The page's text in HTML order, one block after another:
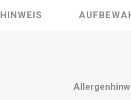
HINWEIS